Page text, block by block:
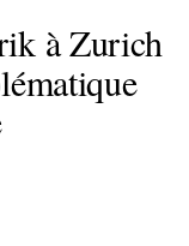
à Zurich